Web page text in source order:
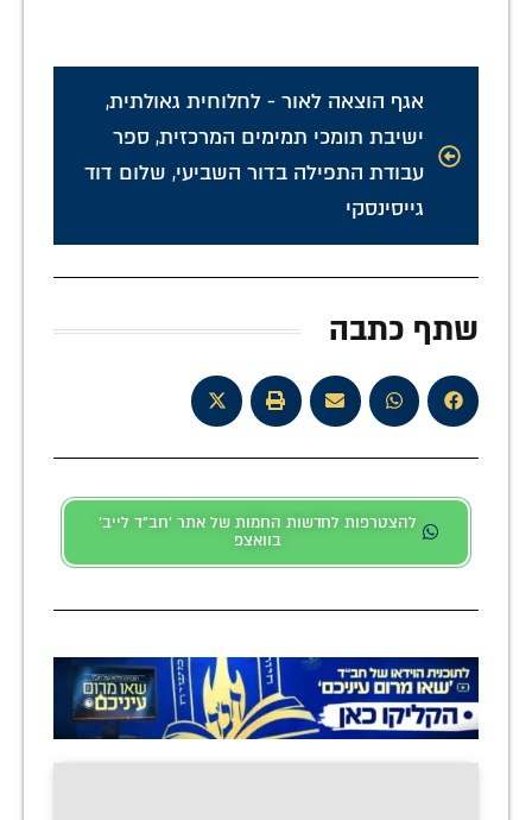
אגף הוצאה לאור - לחלוחית גאולתית,
ישיבת תומכי תמימים המרכזית, ספר
עבודת התפילה בדור השביעי, שלום דוד
גייסינסקי
שתף כתבה
להצטרפות לחדשות החמות של אתר 'חב"ד לייב'
בוואצפ